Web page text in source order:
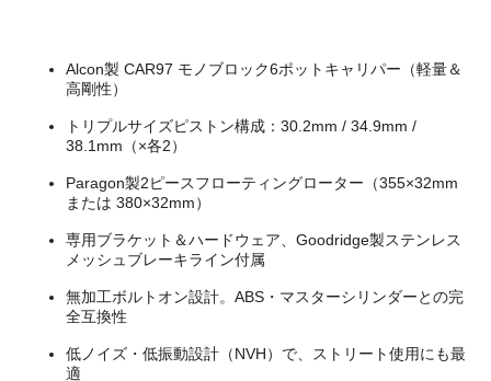
Alcon製 CAR97 モノブロック6ポットキャリパー（軽量＆
高剛性）
トリプルサイズピストン構成：30.2mm / 34.9mm /
38.1mm（×各2）
Paragon製2ピースフローティングローター（355×32mm
または 380×32mm）
専用ブラケット＆ハードウェア、Goodridge製ステンレス
メッシュブレーキライン付属
無加工ボルトオン設計。ABS・マスターシリンダーとの完
全互換性
低ノイズ・低振動設計（NVH）で、ストリート使用にも最
適